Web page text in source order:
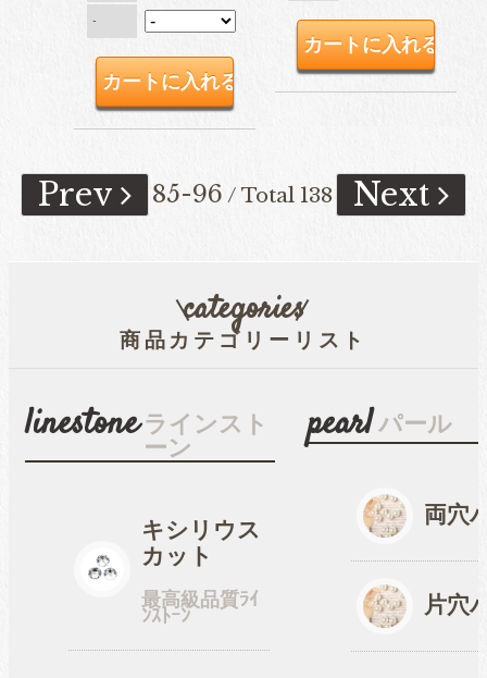
-
Prev 85-96 / Total 138 Next
categories
商品カテゴリーリスト
linestone ラインスト
ーン
キシリウス
カット
最高級品質ﾗｲ
ﾝｽﾄｰﾝ
pearl パール
両穴
片穴